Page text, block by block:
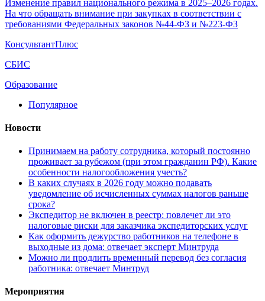
Изменение правил национального режима в 2025–2026 годах.
На что обращать внимание при закупках в соответствии с
требованиями Федеральных законов №44-ФЗ и №223-ФЗ
КонсультантПлюс
СБИС
Образование
Популярное
Новости
Принимаем на работу сотрудника, который постоянно
проживает за рубежом (при этом гражданин РФ). Какие
особенности налогообложения учесть?
В каких случаях в 2026 году можно подавать
уведомление об исчисленных суммах налогов раньше
срока?
Экспедитор не включен в реестр: повлечет ли это
налоговые риски для заказчика экспедиторских услуг
Как оформить дежурство работников на телефоне в
выходные из дома: отвечает эксперт Минтруда
Можно ли продлить временный перевод без согласия
работника: отвечает Минтруд
Мероприятия